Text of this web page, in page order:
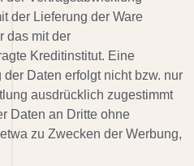
der Lieferung der Ware
das mit der
Kreditinstitut. Eine
Daten erfolgt nicht bzw. nur
ausdrücklich zugestimmt
Daten an Dritte ohne
zu Zwecken der Werbung,